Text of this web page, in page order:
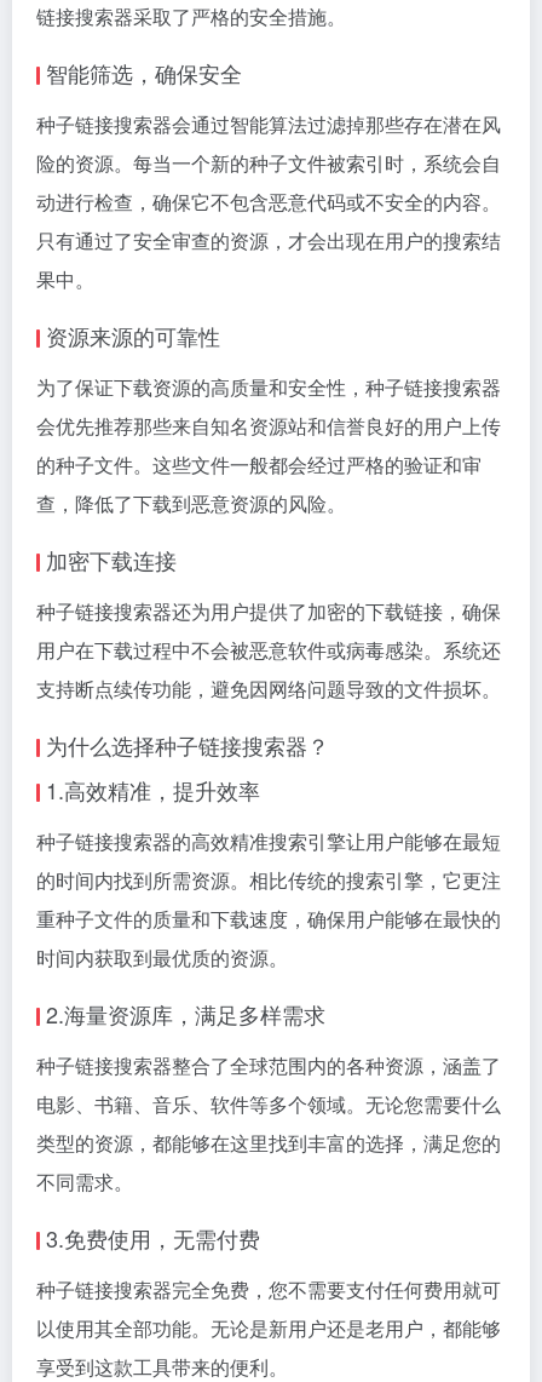
链接搜索器采取了严格的安全措施。
智能筛选，确保安全
种子链接搜索器会通过智能算法过滤掉那些存在潜在风
险的资源。每当一个新的种子文件被索引时，系统会自
动进行检查，确保它不包含恶意代码或不安全的内容。
只有通过了安全审查的资源，才会出现在用户的搜索结
果中。
资源来源的可靠性
为了保证下载资源的高质量和安全性，种子链接搜索器
会优先推荐那些来自知名资源站和信誉良好的用户上传
的种子文件。这些文件一般都会经过严格的验证和审
查，降低了下载到恶意资源的风险。
加密下载连接
种子链接搜索器还为用户提供了加密的下载链接，确保
用户在下载过程中不会被恶意软件或病毒感染。系统还
支持断点续传功能，避免因网络问题导致的文件损坏。
为什么选择种子链接搜索器？
1.高效精准，提升效率
种子链接搜索器的高效精准搜索引擎让用户能够在最短
的时间内找到所需资源。相比传统的搜索引擎，它更注
重种子文件的质量和下载速度，确保用户能够在最快的
时间内获取到最优质的资源。
2.海量资源库，满足多样需求
种子链接搜索器整合了全球范围内的各种资源，涵盖了
电影、书籍、音乐、软件等多个领域。无论您需要什么
类型的资源，都能够在这里找到丰富的选择，满足您的
不同需求。
3.免费使用，无需付费
种子链接搜索器完全免费，您不需要支付任何费用就可
以使用其全部功能。无论是新用户还是老用户，都能够
享受到这款工具带来的便利。